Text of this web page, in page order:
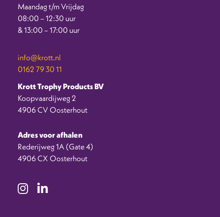
Maandag t/m Vrijdag
08:00 – 12:30 uur
& 13:00 – 17:00 uur
info@krott.nl
0162 79 30 11
Krott Trophy Products BV
Koopvaardijweg 2
4906 CV Oosterhout
Adres voor afhalen
Rederijweg 1A (Gate 4)
4906 CX Oosterhout